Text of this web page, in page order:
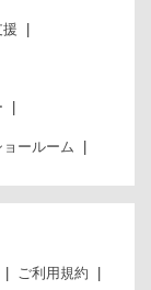
ールーム
ご利用規約